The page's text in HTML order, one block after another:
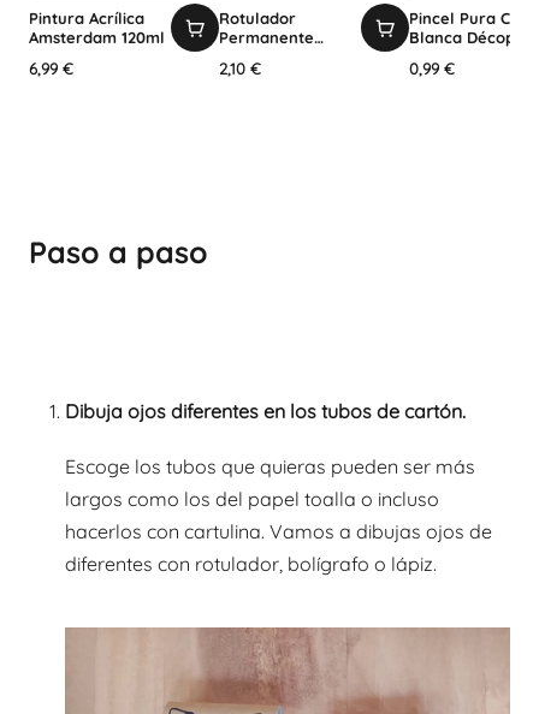
Pintura Acrílica
Amsterdam 120ml
6,99 €
Rotulador
Permanente
Sharpie
2,10 €
Pincel Pura
Blanca
0,99 €
Paso a paso
Dibuja ojos diferentes en los tubos de cartón.
Escoge los tubos que quieras pueden ser más
largos como los del papel toalla o incluso
hacerlos con cartulina. Vamos a dibujas ojos de
diferentes con rotulador, bolígrafo o lápiz.